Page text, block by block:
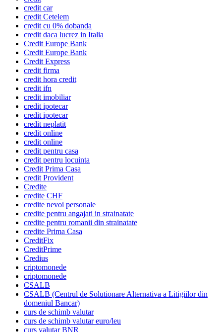
credit car
credit Cetelem
credit cu 0% dobanda
credit daca lucrez in Italia
Credit Europe Bank
Credit Europe Bank
Credit Express
credit firma
credit hora credit
credit ifn
credit imobiliar
credit ipotecar
credit ipotecar
credit neplatit
credit online
credit online
credit pentru casa
credit pentru locuinta
Credit Prima Casa
credit Provident
Credite
credite CHF
credite nevoi personale
credite pentru angajati in strainatate
credite pentru romanii din strainatate
credite Prima Casa
CreditFix
CreditPrime
Credius
criptomonede
criptomonede
CSALB
CSALB (Centrul de Solutionare Alternativa a Litigiilor din
domeniul Bancar)
curs de schimb valutar
curs de schimb valutar euro/leu
curs valutar BNR